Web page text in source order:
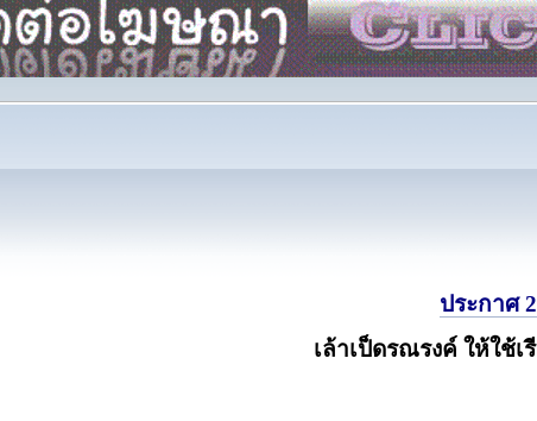
ประกาศ
เล้าเป็ดรณรงค์ ให้ใช้